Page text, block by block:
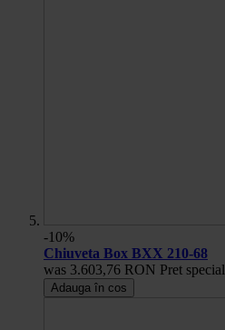
-10%
Chiuveta Box BXX 210-68
was 3.603,76 RON Pret special
Adauga în cos